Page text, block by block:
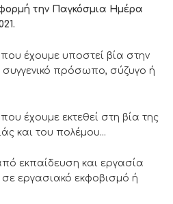
την Παγκόσμια Ημέρα
έχουμε υποστεί βία στην
συγγενικό πρόσωπο, σύζυγο ή
έχουμε εκτεθεί στη βία της
και του πολέμου…
εκπαίδευση και εργασία
σε εργασιακό εκφοβισμό ή